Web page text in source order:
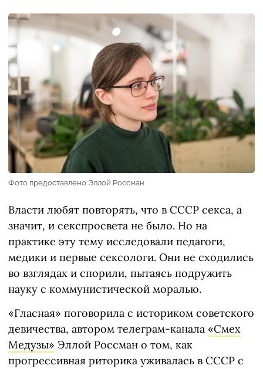
Фото предоставлено Эллой Россман
Власти любят повторять, что в СССР секса, а
значит, и секспросвета не было. Но на
практике эту тему исследовали педагоги,
медики и первые сексологи. Они не сходились
во взглядах и спорили, пытаясь подружить
науку с коммунистической моралью.
«Гласная» поговорила с историком советского
девичества, автором телеграм-канала «Смех
Медузы» Эллой Россман о том, как
прогрессивная риторика уживалась в СССР с